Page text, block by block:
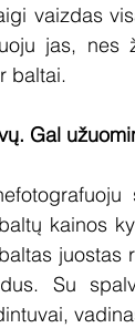
vaizdas
jas,
baltai.
Gal
kainos
juostas
Su